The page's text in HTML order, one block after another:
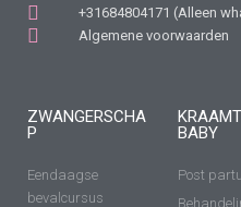
+31684804171 (Alleen
Algemene voorwaarden
ZWANGERSCHA
P
Eendaagse
bevalcursus
BABY
Post